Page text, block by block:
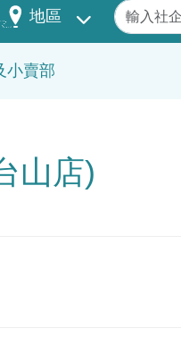
區 地區 關鍵字
小賣部
山店)